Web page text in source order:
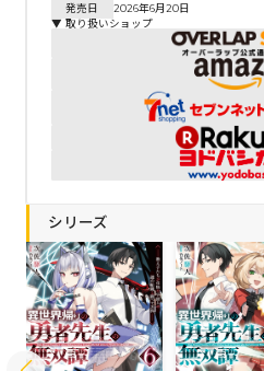
発売日
2026年6月20日
▼ 取り扱いショップ
シリーズ